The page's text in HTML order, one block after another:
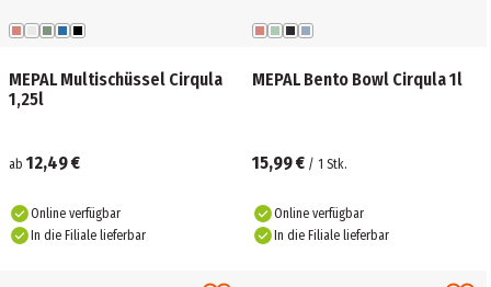
MEPAL Multischüssel Cirqula
1,25l
ab 12,49 €
Online verfügbar
In die Filiale lieferbar
MEPAL Bento Bowl Cirqula 1l
15,99 € / 1 Stk.
Online verfügbar
In die Filiale lieferbar